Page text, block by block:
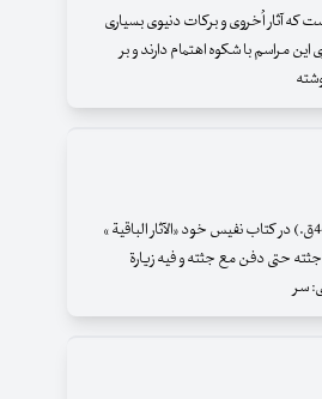
که آثار اُخروی و برکات دنیوی بسیاری
مراسم با شکوه اهتمام دارند و بر
ابو ریحان بیرونی، محقق و ریاضیدان شهیر (متوفای 440ق.) در کتاب نفیس خود «الآثار الباقیة »
حتی دفن مع جثته و فیه زیارة